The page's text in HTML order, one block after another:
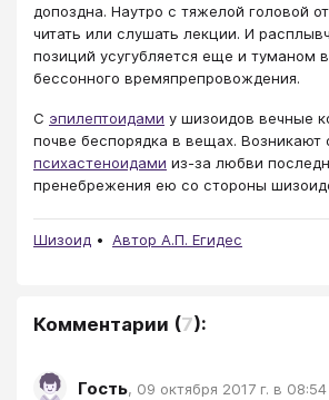
допоздна. Наутро с тяжелой головой
читать или слушать лекции. И
позиций усугубляется еще и туманом
бессонного времяпрепровождения.
С эпилептоидами у шизоидов вечные
почве беспорядка в вещах. Возникают
психастеноидами из-за любви
пренебрежения ею со стороны
Шизоид Автор А.П. Егидес
Комментарии (7):
Гость, 09 октября 2017 г. в 08:54